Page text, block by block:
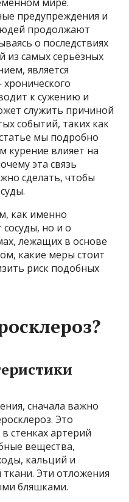
предупреждения и
продолжают
о последствиях
из самых серьёзных
является
к сужению и
служить причиной
событий, таких как
мы подробно
курение влияет на
эта связь
сделать, чтобы
как именно
но и о
лежащих в основе
какие меры стоит
риск подобных
сначала важно
Это
стенках артерий
вещества,
кальций и
ткани. Эти отложения
бляшками.